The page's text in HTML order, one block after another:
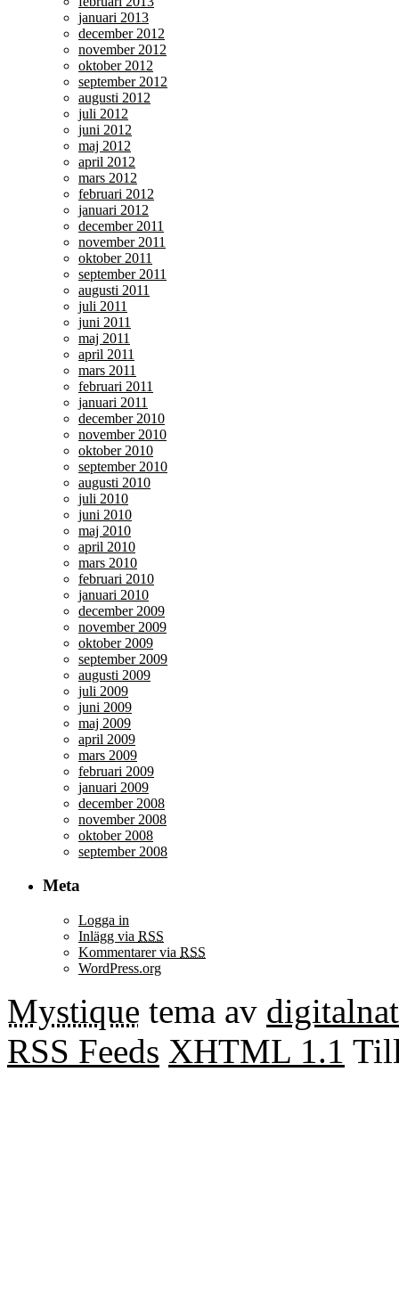
januari 2013
december 2012
november 2012
oktober 2012
september 2012
augusti 2012
juli 2012
juni 2012
maj 2012
april 2012
mars 2012
februari 2012
januari 2012
december 2011
november 2011
oktober 2011
september 2011
augusti 2011
juli 2011
juni 2011
maj 2011
april 2011
mars 2011
februari 2011
januari 2011
december 2010
november 2010
oktober 2010
september 2010
augusti 2010
juli 2010
juni 2010
maj 2010
april 2010
mars 2010
februari 2010
januari 2010
december 2009
november 2009
oktober 2009
september 2009
augusti 2009
juli 2009
juni 2009
maj 2009
april 2009
mars 2009
februari 2009
januari 2009
december 2008
november 2008
oktober 2008
september 2008
Meta
Logga in
Inlägg via RSS
Kommentarer via RSS
WordPress.org
Mystique tema av
RSS Feeds XHTML 1.1